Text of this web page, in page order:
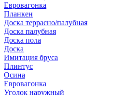
Евровагонка
Планкен
Доска террасно/палубная
Доска палубная
Доска пола
Доска
Имитация бруса
Плинтус
Осина
Евровагонка
Уголок наружный